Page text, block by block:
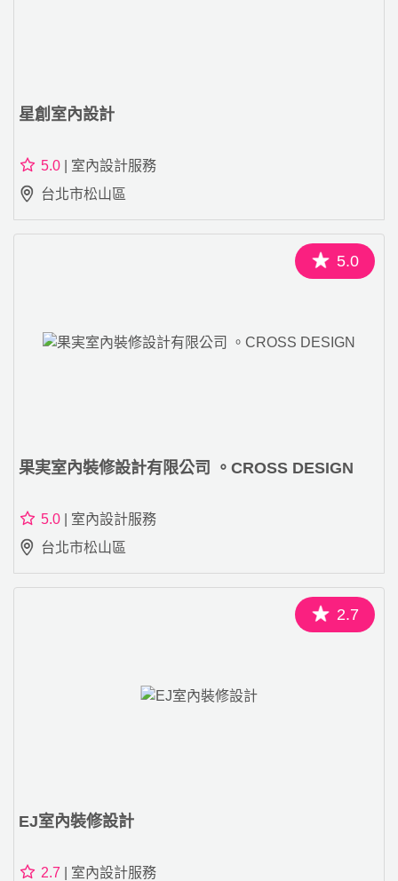
星創室內設計
5.0 | 室內設計服務
台北市松山區
5.0
果実室內裝修設計有限公司 。CROSS DESIGN
5.0 | 室內設計服務
台北市松山區
2.7
EJ室內裝修設計
2.7 | 室內設計服務